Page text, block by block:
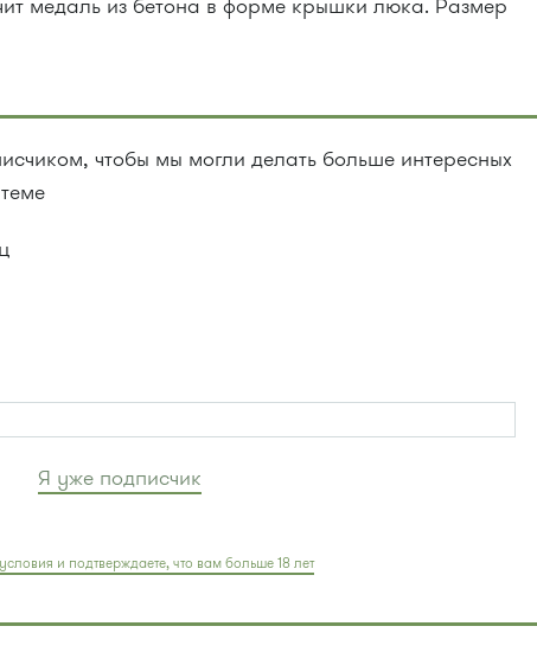
медаль из бетона в форме крышки люка. Размер
чтобы мы могли делать больше интересных
Я уже подписчик
и подтверждаете, что вам больше 18 лет